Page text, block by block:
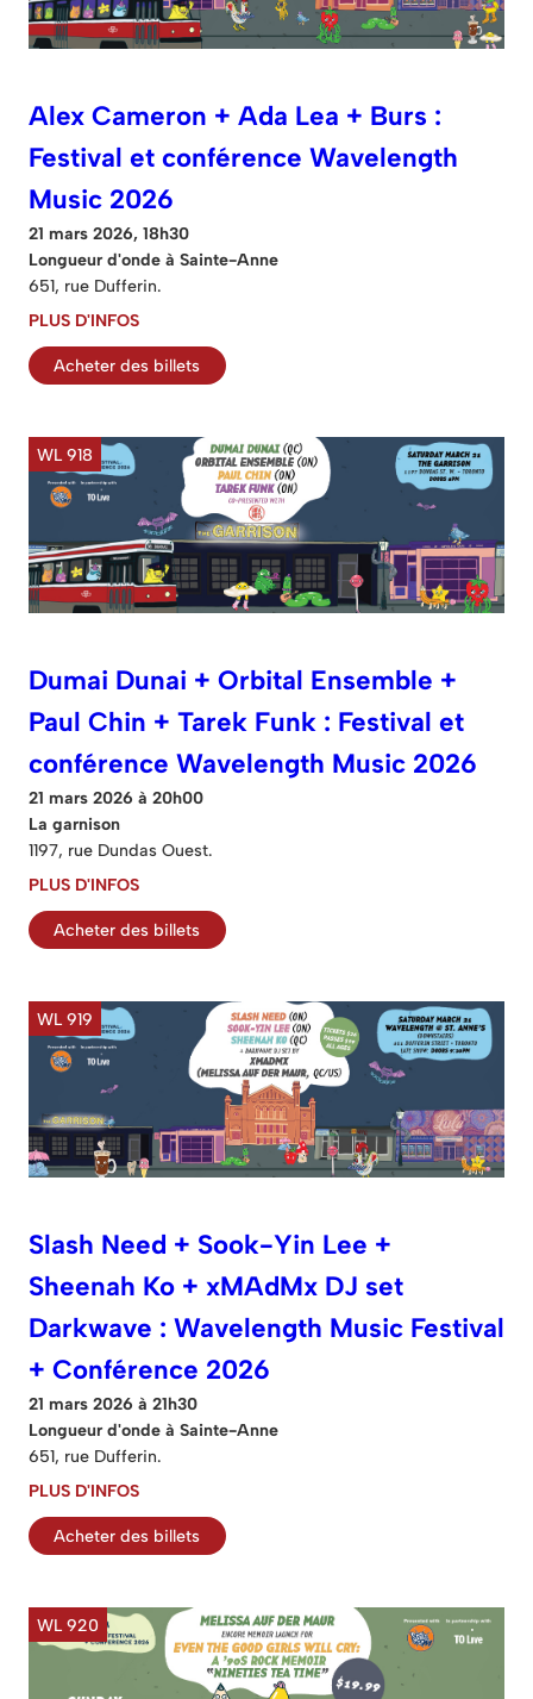
Alex Cameron + Ada Lea + Burs :
Festival et conférence Wavelength
Music 2026
21 mars 2026, 18h30
Longueur d'onde à Sainte-Anne
651, rue Dufferin.
PLUS D'INFOS
Acheter des billets
WL 918
Dumai Dunai + Orbital Ensemble +
Paul Chin + Tarek Funk : Festival et
conférence Wavelength Music 2026
21 mars 2026 à 20h00
La garnison
1197, rue Dundas Ouest.
PLUS D'INFOS
Acheter des billets
WL 919
Slash Need + Sook-Yin Lee +
Sheenah Ko + xMAdMx DJ set
Darkwave : Wavelength Music Festival
+ Conférence 2026
21 mars 2026 à 21h30
Longueur d'onde à Sainte-Anne
651, rue Dufferin.
PLUS D'INFOS
Acheter des billets
WL 920